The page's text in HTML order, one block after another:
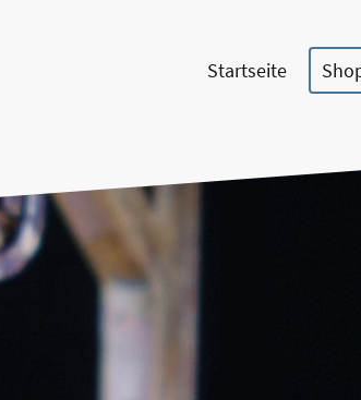
Startseite